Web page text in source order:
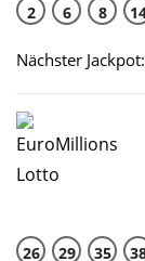
2 6 8
Nächster
26 29 35